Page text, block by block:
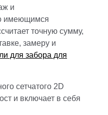
и
имеющимся
точную сумму,
замеру и
для забора для
сетчатого 2D
и включает в себя